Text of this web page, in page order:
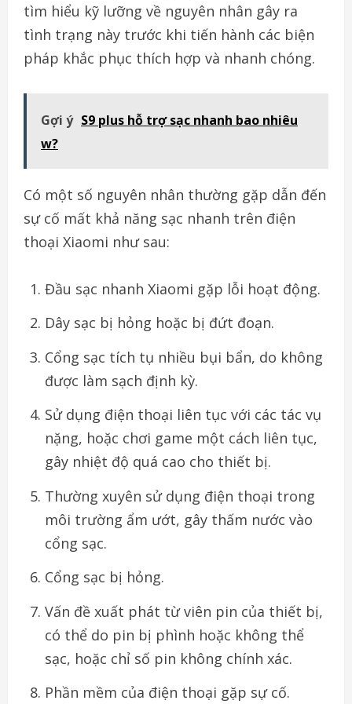
tìm hiểu kỹ lưỡng về nguyên nhân gây ra
tình trạng này trước khi tiến hành các biện
pháp khắc phục thích hợp và nhanh chóng.
Gợi ý S9 plus hỗ trợ sạc nhanh bao nhiêu
w?
Có một số nguyên nhân thường gặp dẫn đến
sự cố mất khả năng sạc nhanh trên điện
thoại Xiaomi như sau:
Đầu sạc nhanh Xiaomi gặp lỗi hoạt động.
Dây sạc bị hỏng hoặc bị đứt đoạn.
Cổng sạc tích tụ nhiều bụi bẩn, do không
được làm sạch định kỳ.
Sử dụng điện thoại liên tục với các tác vụ
nặng, hoặc chơi game một cách liên tục,
gây nhiệt độ quá cao cho thiết bị.
Thường xuyên sử dụng điện thoại trong
môi trường ẩm ướt, gây thấm nước vào
cổng sạc.
Cổng sạc bị hỏng.
Vấn đề xuất phát từ viên pin của thiết bị,
có thể do pin bị phình hoặc không thể
sạc, hoặc chỉ số pin không chính xác.
Phần mềm của điện thoại gặp sự cố.